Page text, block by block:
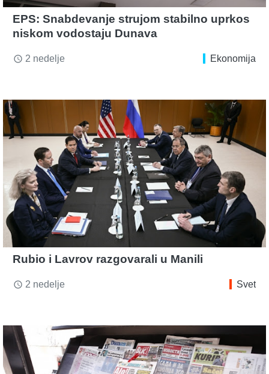
EPS: Snabdevanje strujom stabilno uprkos
niskom vodostaju Dunava
access_time 2 nedelje Ekonomija
Rubio i Lavrov razgovarali u Manili
access_time 2 nedelje Svet